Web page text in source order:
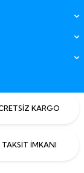
KARGO
TAKSİT İMKANI